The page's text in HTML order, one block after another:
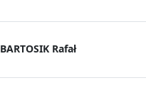
BARTOSIK Rafał